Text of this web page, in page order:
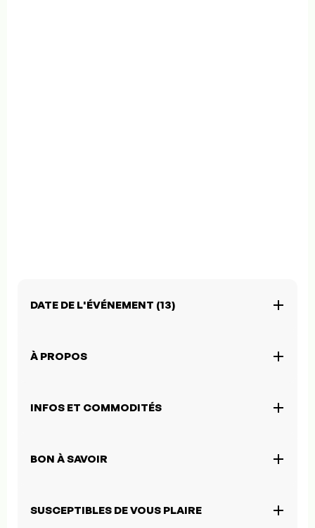
DATE DE L'ÉVÉNEMENT (13)
À PROPOS
INFOS ET COMMODITÉS
BON À SAVOIR
SUSCEPTIBLES DE VOUS PLAIRE